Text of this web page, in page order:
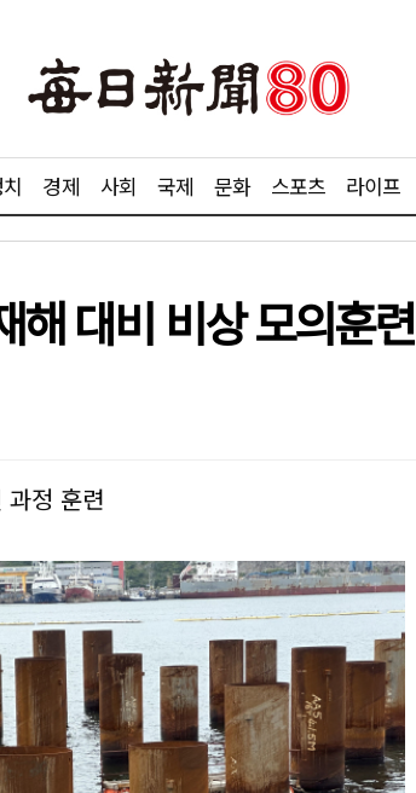
경제 사회 국제 문화 스포츠 라이프
해 대비 비상 모의훈련
과정 훈련